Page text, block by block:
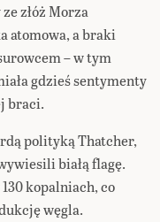
złóż Morza
atomowa, a braki
– w tym
gdzieś sentymenty
braci.
polityką Thatcher,
białą flagę.
kopalniach, co
węgla.